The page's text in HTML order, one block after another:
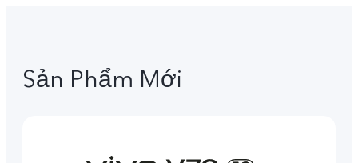
Sản Phẩm Mới